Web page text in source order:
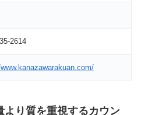
2614
より質を重視するカウン